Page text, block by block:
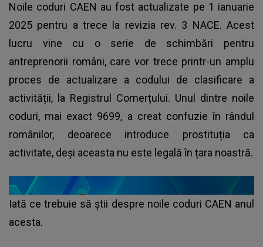
Noile coduri CAEN au fost actualizate pe 1 ianuarie
2025 pentru a trece la revizia rev. 3 NACE. Acest
lucru vine cu o serie de schimbări pentru
antreprenorii români, care vor trece printr-un amplu
proces de actualizare a codului de clasificare a
activității, la Registrul Comerțului. Unul dintre noile
coduri, mai exact 9699, a creat confuzie în rândul
românilor, deoarece introduce prostituția ca
activitate, deși aceasta nu este legalăîn țara noastră.
Iată ce trebuie să știi despre noile coduri CAEN anul
acesta.